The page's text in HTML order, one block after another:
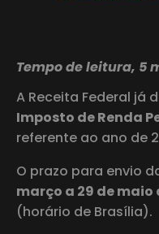
Tempo de leitura, 5
A Receita Federal já
Imposto de Renda
referente ao ano de
O prazo para envio
março a 29 de maio
(horário de Brasília).